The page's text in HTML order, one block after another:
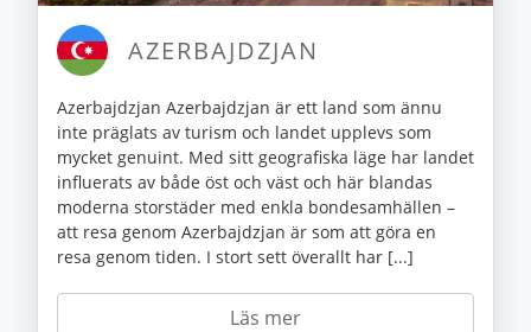
AZERBAJDZJAN
Azerbajdzjan Azerbajdzjan är ett land som ännu
inte präglats av turism och landet upplevs som
mycket genuint. Med sitt geografiska läge har landet
influerats av både öst och väst och här blandas
moderna storstäder med enkla bondesamhällen –
att resa genom Azerbajdzjan är som att göra en
resa genom tiden. I stort sett överallt har [...]
Läs mer